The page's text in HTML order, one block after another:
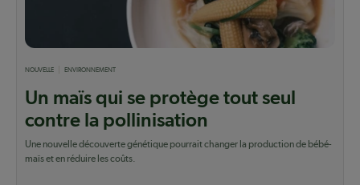
NOUVELLE ENVIRONNEMENT
Un maïs qui se protège tout seul
contre la pollinisation
Une nouvelle découverte génétique pourrait changer la production de bébé-
maïs et en réduire les coûts.